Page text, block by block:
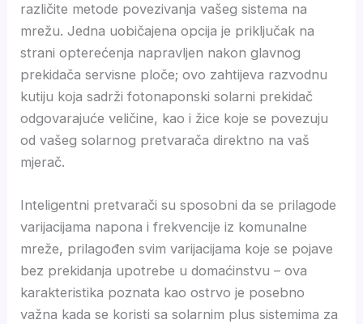
različite metode povezivanja vašeg sistema na
mrežu. Jedna uobičajena opcija je priključak na
strani opterećenja napravljen nakon glavnog
prekidača servisne ploče; ovo zahtijeva razvodnu
kutiju koja sadrži fotonaponski solarni prekidač
odgovarajuće veličine, kao i žice koje se povezuju
od vašeg solarnog pretvarača direktno na vaš
mjerač.
Inteligentni pretvarači su sposobni da se prilagode
varijacijama napona i frekvencije iz komunalne
mreže, prilagođen svim varijacijama koje se pojave
bez prekidanja upotrebe u domaćinstvu – ova
karakteristika poznata kao ostrvo je posebno
važna kada se koristi sa solarnim plus sistemima za